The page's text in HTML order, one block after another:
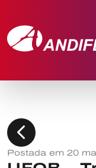
chevron_left
Postada em 20